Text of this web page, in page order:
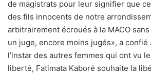
de magistrats pour leur signifier que
des fils innocents de notre
arbitrairement écroués à la MACO
un juge, encore moins jugés», a confié
l’instar des autres femmes qui ont vu
liberté, Fatimata Kaboré souhaite la